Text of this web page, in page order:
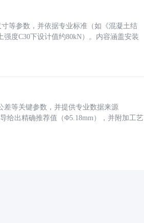
等参数，并依据专业标准（如《混凝土结
度C30下设计值约80kN）。内容涵盖安装
差等关键参数，并提供专业数据来源
给出精确推荐值（Φ5.18mm），并附加工艺